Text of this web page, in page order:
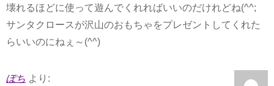
壊れるほどに使って遊んでくれればいいのだけれどね(^^;
サンタクロースが沢山のおもちゃをプレゼントしてくれた
らいいのにねぇ～(^^)
ぽち より: